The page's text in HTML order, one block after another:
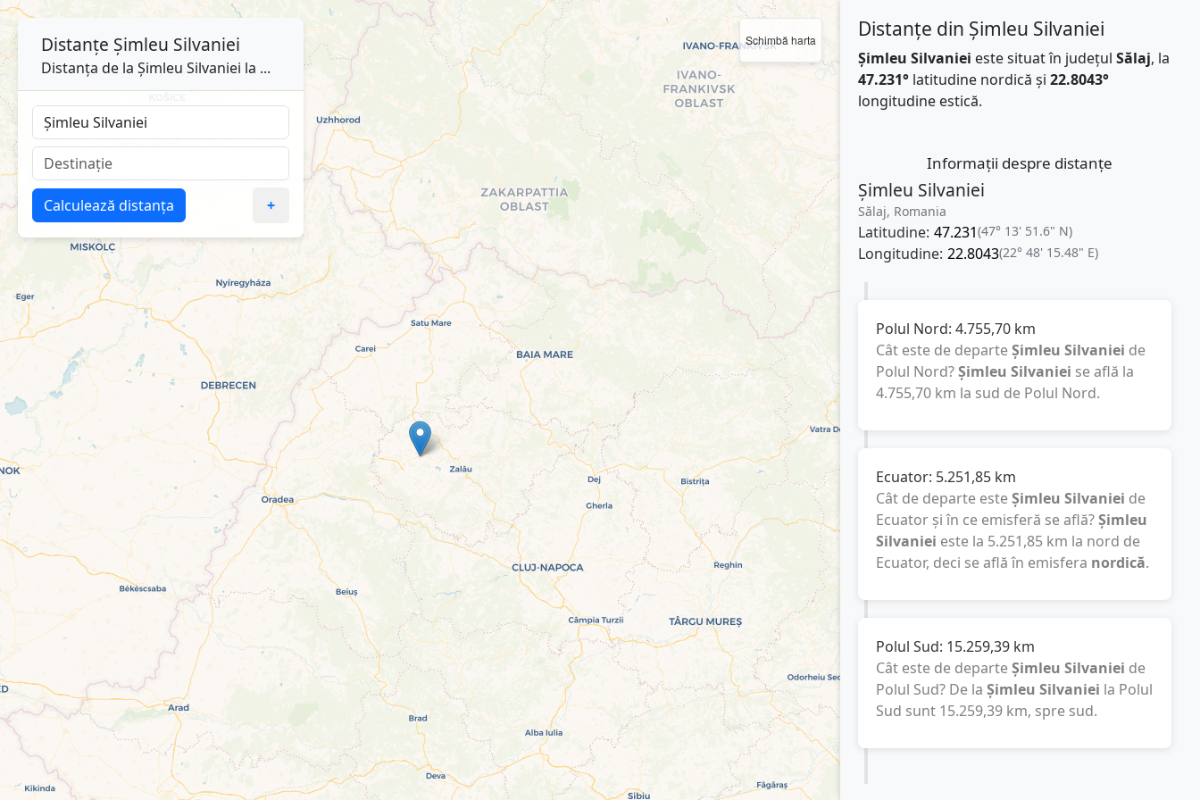
Schimbă harta Distanțe din Șimleu Silvaniei
Șimleu Silvaniei este situat în județul Sălaj, la
47.231°latitudine nordică și 22.8043°
longitudine estică.
Informații despre distanțe
Șimleu Silvaniei
Sălaj, Romania
Latitudine: 47.231(47° 13' 51.6" N)
Longitudine: 22.8043(22° 48' 15.48" E)
Polul Nord: 4.755,70 km
Cât este de departeȘimleu Silvaniei de
Polul Nord?Șimleu Silvaniei se află la
4.755,70 km la sud de Polul Nord.
Ecuator: 5.251,85 km
Cât de departe esteȘimleu Silvaniei de
Ecuator și în ce emisferă se află?Șimleu
Silvaniei este la 5.251,85 km la nord de
Ecuator, deci se află în emisfera nordică.
Polul Sud: 15.259,39 km
Cât este de departeȘimleu Silvaniei de
Polul Sud? De la Șimleu Silvaniei la Polul
Sud sunt 15.259,39 km, spre sud.
Distanțe Șimleu Silvaniei
Distanța de la Șimleu Silvaniei la ...
Calculează distanța +